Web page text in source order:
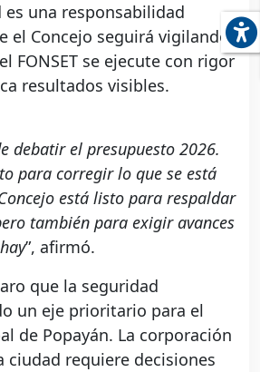
una responsabilidad
el Concejo seguirá vigilando
FONSET se ejecute con rigor
resultados visibles.
debatir el presupuesto 2026.
para corregir lo que se está
está listo para respaldar
también para exigir avances
”, afirmó.
que la seguridad
un eje prioritario para el
de Popayán. La corporación
ciudad requiere decisiones